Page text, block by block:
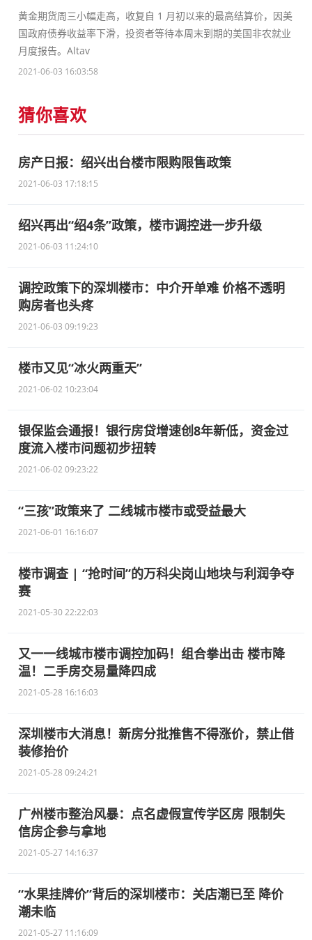
黄金期货周三小幅走高，收复自 1 月初以来的最高结算价，因美
国政府债券收益率下滑，投资者等待本周末到期的美国非农就业
月度报告。Altav
2021-06-03 16:03:58
猜你喜欢
房产日报：绍兴出台楼市限购限售政策
2021-06-03 17:18:15
绍兴再出“绍4条”政策，楼市调控进一步升级
2021-06-03 11:24:10
调控政策下的深圳楼市：中介开单难 价格不透明
购房者也头疼
2021-06-03 09:19:23
楼市又见“冰火两重天”
2021-06-02 10:23:04
银保监会通报！银行房贷增速创8年新低，资金过
度流入楼市问题初步扭转
2021-06-02 09:23:22
“三孩”政策来了 二线城市楼市或受益最大
2021-06-01 16:16:07
楼市调查 | “抢时间”的万科尖岗山地块与利润争夺
赛
2021-05-30 22:22:03
又一一线城市楼市调控加码！组合拳出击 楼市降
温！二手房交易量降四成
2021-05-28 16:16:03
深圳楼市大消息！新房分批推售不得涨价，禁止借
装修抬价
2021-05-28 09:24:21
广州楼市整治风暴：点名虚假宣传学区房 限制失
信房企参与拿地
2021-05-27 14:16:37
“水果挂牌价”背后的深圳楼市：关店潮已至 降价
潮未临
2021-05-27 11:16:09